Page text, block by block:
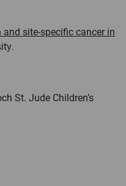
site-specific cancer in
.
St. Jude Children’s